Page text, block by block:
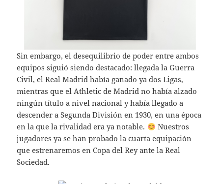
Sin embargo, el desequilibrio de poder entre ambos
equipos siguió siendo destacado: llegada la Guerra
Civil, el Real Madrid había ganado ya dos Ligas,
mientras que el Athletic de Madrid no había alzado
ningún título a nivel nacional y había llegado a
descender a Segunda División en 1930, en una época
en la que la rivalidad era ya notable.
Nuestros
jugadores ya se han probado la cuarta equipación
que estrenaremos en Copa del Rey ante la Real
Sociedad.